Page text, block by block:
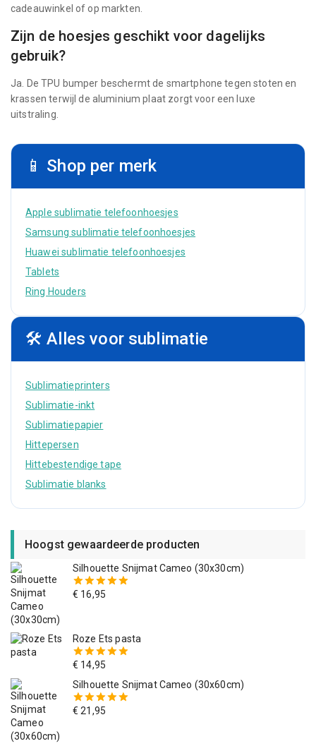
cadeauwinkel of op markten.
Zijn de hoesjes geschikt voor dagelijks
gebruik?
Ja. De TPU bumper beschermt de smartphone tegen stoten en
krassen terwijl de aluminium plaat zorgt voor een luxe
uitstraling.
📱 Shop per merk
Apple sublimatie telefoonhoesjes
Samsung sublimatie telefoonhoesjes
Huawei sublimatie telefoonhoesjes
Tablets
Ring Houders
🛠 Alles voor sublimatie
Sublimatieprinters
Sublimatie-inkt
Sublimatiepapier
Hittepersen
Hittebestendige tape
Sublimatie blanks
Hoogst gewaardeerde producten
Silhouette Snijmat Cameo (30x30cm)
5.00van
€ 16,95
Roze Ets pasta
5.00van
de 5
€ 14,95
Silhouette Snijmat Cameo (30x60cm)
5.00 van
€ 21,95